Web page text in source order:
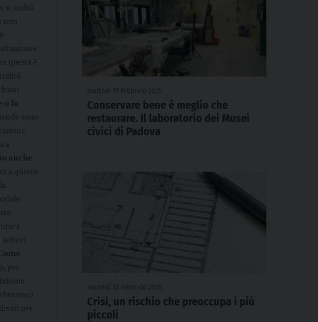
si andrà
non
questa è
o la
sono
a
anche
a questo
settori
per
per
Conservare bene è meglio che
restaurare. Il laboratorio dei Musei
civici di Padova
Crisi, un rischio che preoccupa i più
piccoli